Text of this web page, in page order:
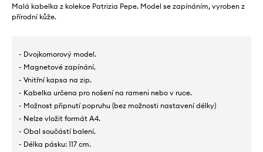
Malá kabelka z kolekce Patrizia Pepe. Model se zapínáním, vyroben z
přírodní kůže.
- Dvojkomorový model.
- Magnetové zapínání.
- Vnitřní kapsa na zip.
- Kabelka určena pro nošení na rameni nebo v ruce.
- Možnost připnutí popruhu (bez možnosti nastavení délky)
- Nelze vložit formát A4.
- Obal součástí balení.
- Délka pásku: 117 cm.